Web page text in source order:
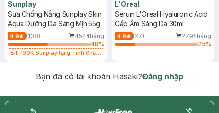
Sunplay
Sữa Chống Nắng Sunplay Skin
Aqua Dưỡng Da Sáng Mịn 55g
4.9 (108)
454/tháng
48%
Bill 199K Sunplay tặng Tinh Chất
L'Oreal
Serum L'Oreal Hyaluronic Acid
Cấp Ẩm Sáng Da 30ml
4.9 (27)
279/tháng
25%
Bạn đã có tài khoản Hasaki?Đăng nhập